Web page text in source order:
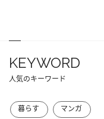
KEYWORD
人気のキーワード
暮らす マンガ